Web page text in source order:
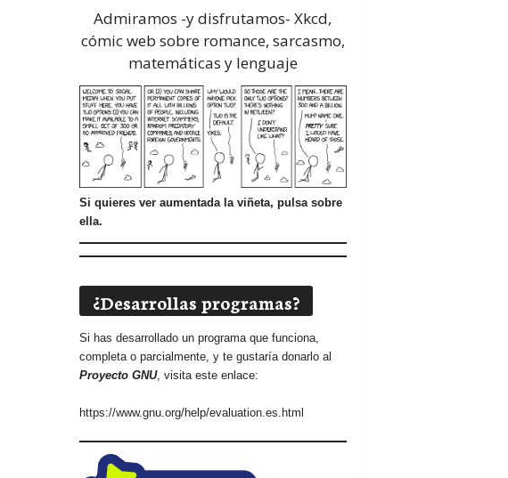
Admiramos -y disfrutamos- Xkcd,
cómic web sobre romance, sarcasmo,
matemáticas y lenguaje
Si quieres ver aumentada la viñeta, pulsa sobre
ella.
¿Desarrollas programas?
Si has desarrollado un programa que funciona,
completa o parcialmente, y te gustaría donarlo al
Proyecto GNU, visita este enlace:
https://www.gnu.org/help/evaluation.es.html